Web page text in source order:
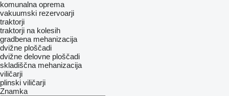
komunalna oprema
vakuumski rezervoarji
traktorji
traktorji na kolesih
gradbena mehanizacija
dvižne ploščadi
dvižne delovne ploščadi
skladiščna mehanizacija
viličarji
plinski viličarji
Znamka